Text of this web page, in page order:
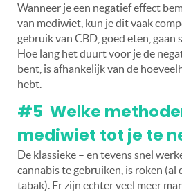
Wanneer je een negatief effect
van mediwiet, kun je dit vaak
gebruik van CBD, goed eten, gaan
Hoe lang het duurt voor je de
bent, is afhankelijk van de
hebt.
#5 Welke
mediwiet tot je te
De klassieke – en tevens snel
cannabis te gebruiken, is roken (al
tabak). Er zijn echter veel meer